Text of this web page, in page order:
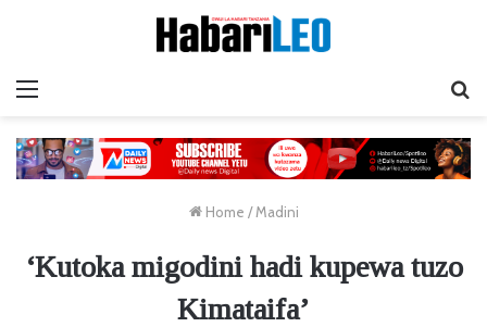
Home / Madini
‘Kutoka migodini hadi kupewa tuzo
Kimataifa’